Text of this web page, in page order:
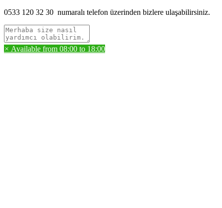
0533 120 32 30 numaralı telefon üzerinden bizlere ulaşabilirsiniz.
× Available from 08:00 to 18:00